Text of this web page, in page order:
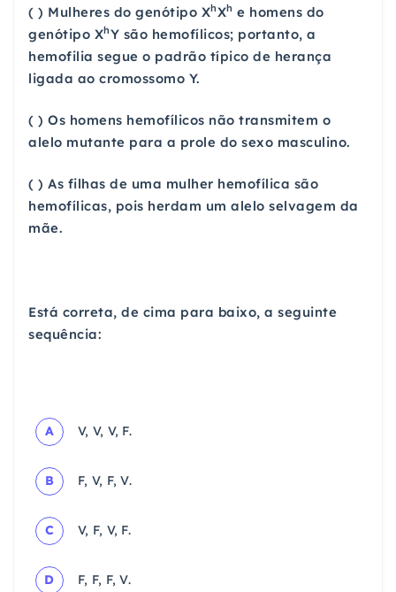
( ) Mulheres do genótipo XhXh e homens do
genótipo XhY são hemofílicos; portanto, a
hemofilia segue o padrão típico de herança
ligada ao cromossomo Y.
( ) Os homens hemofílicos não transmitem o
alelo mutante para a prole do sexo masculino.
( ) As filhas de uma mulher hemofílica são
hemofílicas, pois herdam um alelo selvagem da
mãe.
Está correta, de cima para baixo, a seguinte
sequência:
A V, V, V, F.
B F, V, F, V.
C V, F, V, F.
D F, F, F, V.